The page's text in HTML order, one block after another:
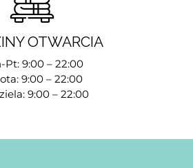
OTWARCIA
Pt: 9:00 – 22:00
9:00 – 22:00
9:00 – 22:00